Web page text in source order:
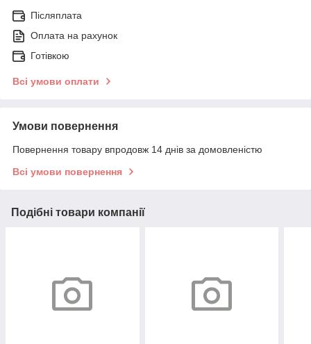
Післяплата
Оплата на рахунок
Готівкою
Всі умови оплати
Умови повернення
Повернення товару впродовж 14 днів за домовленістю
Всі умови повернення
Подібні товари компанії